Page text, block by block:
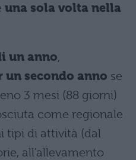
una sola volta nella
un anno,
secondo anno se
3 mesi (88 giorni)
come regionale
tipi di attività (dal
all’allevamento